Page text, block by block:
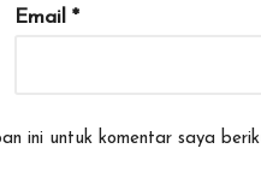
Email *
ini untuk komentar saya